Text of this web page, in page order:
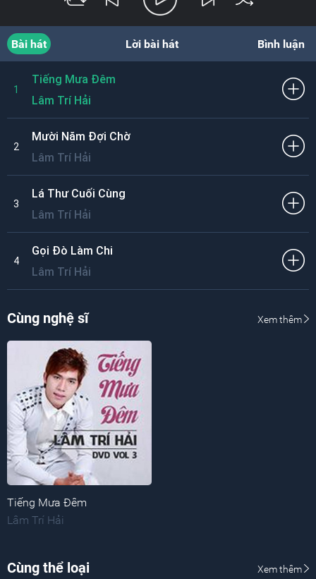
Bài hát Lời bài hát Bình luận
1
Tiếng Mưa Đêm
Lâm Trí Hải
2
Mười Năm Đợi Chờ
Lâm Trí Hải
3
Lá Thư Cuối Cùng
Lâm Trí Hải
4
Gọi Đò Làm Chi
Lâm Trí Hải
Cùng nghệ sĩ Xem thêm
Tiếng Mưa Đêm
Lâm Trí Hải
Cùng thể loại Xem thêm